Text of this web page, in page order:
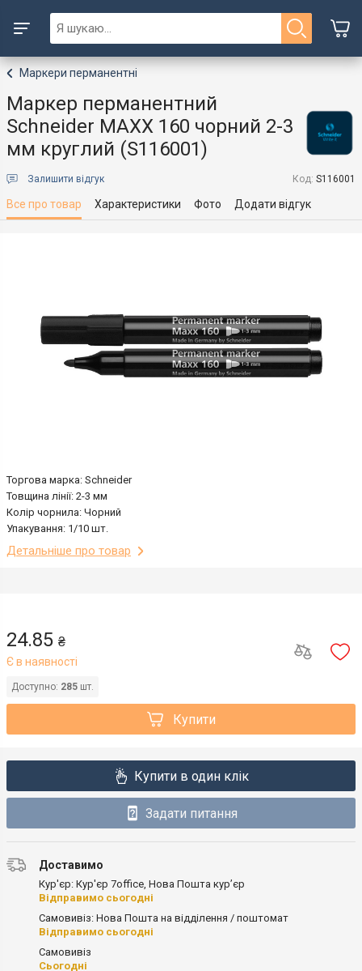
Маркери перманентні
Маркер перманентний
Schneider MAXX 160 чорний 2-3
мм круглий (S116001)
Залишити відгук Код: S116001
Все про товар Характеристики Фото Додати відгук
Торгова марка: Schneider
Товщина лінії: 2-3 мм
Колір чорнила: Чорний
Упакування: 1/10 шт.
Детальніше про товар
24.85 ₴
Є в наявності
Доступно: 285 шт.
Купити
Купити в один клік
Задати питання
Доставимо
Кур'єр: Кур'єр 7office, Нова Пошта кур’єр
Відправимо сьогодні
Самовивіз: Нова Пошта на відділення / поштомат
Відправимо сьогодні
Самовивіз
Сьогодні